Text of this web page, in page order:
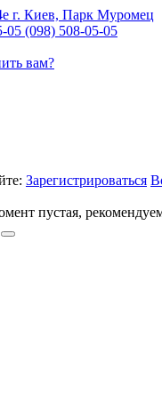
г. Киев, Парк Муромец
05 (098) 508-05-05
вам?
Зарегистрироваться
пустая,